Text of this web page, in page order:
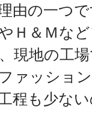
由の一つ
Ｈ＆Ｍな
現地の工
ァッショ
程も少な